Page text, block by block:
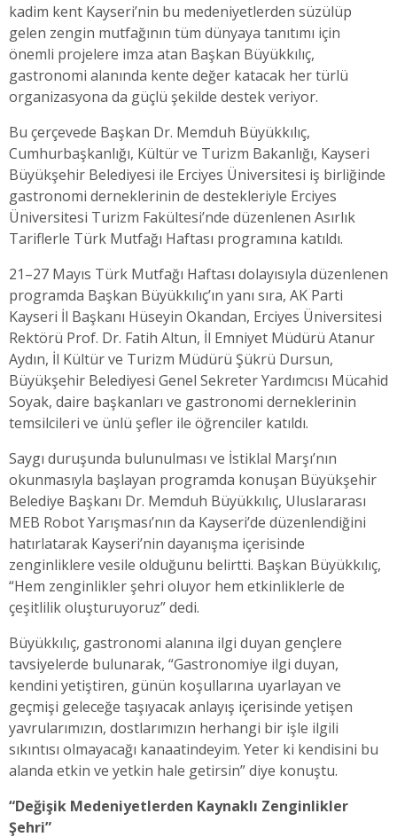
kadim kent Kayseri’nin bu medeniyetlerden süzülüp
gelen zengin mutfağının tüm dünyaya tanıtımı için
önemli projelere imza atan Başkan Büyükkılıç,
gastronomi alanında kente değer katacak her türlü
organizasyona da güçlü şekilde destek veriyor.
Bu çerçevede Başkan Dr. Memduh Büyükkılıç,
Cumhurbaşkanlığı, Kültür ve Turizm Bakanlığı, Kayseri
Büyükşehir Belediyesi ile Erciyes Üniversitesi iş birliğinde
gastronomi derneklerinin de destekleriyle Erciyes
Üniversitesi Turizm Fakültesi’nde düzenlenen Asırlık
Tariflerle Türk Mutfağı Haftası programına katıldı.
21–27 Mayıs Türk Mutfağı Haftası dolayısıyla düzenlenen
programda Başkan Büyükkılıç’ın yanı sıra, AK Parti
Kayseri İl Başkanı Hüseyin Okandan, Erciyes Üniversitesi
Rektörü Prof. Dr. Fatih Altun, İl Emniyet Müdürü Atanur
Aydın, İl Kültür ve Turizm Müdürü Şükrü Dursun,
Büyükşehir Belediyesi Genel Sekreter Yardımcısı Mücahid
Soyak, daire başkanları ve gastronomi derneklerinin
temsilcileri ve ünlü şefler ile öğrenciler katıldı.
Saygı duruşunda bulunulması ve İstiklal Marşı’nın
okunmasıyla başlayan programda konuşan Büyükşehir
Belediye Başkanı Dr. Memduh Büyükkılıç, Uluslararası
MEB Robot Yarışması’nın da Kayseri’de düzenlendiğini
hatırlatarak Kayseri’nin dayanışma içerisinde
zenginliklere vesile olduğunu belirtti. Başkan Büyükkılıç,
“Hem zenginlikler şehri oluyor hem etkinliklerle de
çeşitlilik oluşturuyoruz” dedi.
Büyükkılıç, gastronomi alanına ilgi duyan gençlere
tavsiyelerde bulunarak, “Gastronomiye ilgi duyan,
kendini yetiştiren, günün koşullarına uyarlayan ve
geçmişi geleceğe taşıyacak anlayış içerisinde yetişen
yavrularımızın, dostlarımızın herhangi bir işle ilgili
sıkıntısı olmayacağı kanaatindeyim. Yeter ki kendisini bu
alanda etkin ve yetkin hale getirsin” diye konuştu.
“Değişik Medeniyetlerden Kaynaklı Zenginlikler
Şehri”